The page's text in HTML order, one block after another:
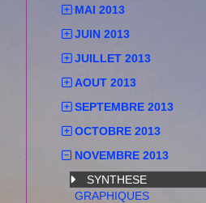
MAI 2013
JUIN 2013
JUILLET 2013
AOUT 2013
SEPTEMBRE 2013
OCTOBRE 2013
NOVEMBRE 2013
SYNTHESE
GRAPHIQUES